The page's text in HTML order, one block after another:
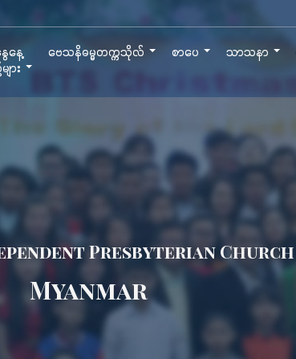
နေ့
ား
ဗေသနိဓမ္မတက္ကသိုလ် စာပေ သာသနာ
Presbyterian Church
Myanmar